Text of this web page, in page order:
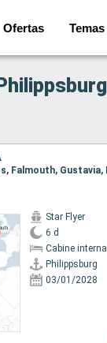
Ofertas Temas
Star Flyer
6 d
Cabine interna
Philippsburg
03/01/2028